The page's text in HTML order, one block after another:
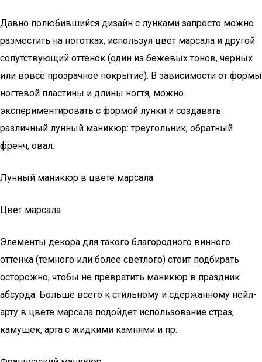
Давно полюбившийся дизайн с лунками запросто можно
разместить на ноготках, используя цвет марсала и другой
сопутствующий оттенок (один из бежевых тонов, черных
или вовсе прозрачное покрытие). В зависимости от формы
ногтевой пластины и длины ногтя, можно
экспериментировать с формой лунки и создавать
различный лунный маникюр: треугольник, обратный
френч, овал.
Лунный маникюр в цвете марсала
Цвет марсала
Элементы декора для такого благородного винного
оттенка (темного или более светлого) стоит подбирать
осторожно, чтобы не превратить маникюр в праздник
абсурда. Больше всего к стильному и сдержанному нейл-
арту в цвете марсала подойдет использование страз,
камушек, арта с жидкими камнями и пр.